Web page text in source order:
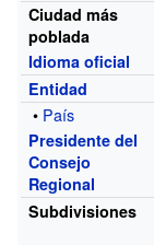
Ciudad más
poblada
Idioma oficial
Entidad
• País
Presidente del
Consejo
Regional
Subdivisiones